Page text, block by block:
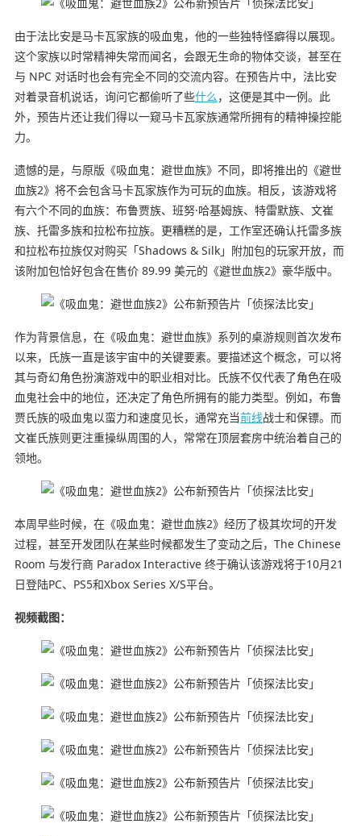
由于法比安是马卡瓦家族的吸血鬼，他的一些独特怪癖得以展现。
这个家族以时常精神失常而闻名，会跟无生命的物体交谈，甚至在
与 NPC 对话时也会有完全不同的交流内容。在预告片中，法比安
对着录音机说话，询问它都偷听了些什么，这便是其中一例。此
外，预告片还让我们得以一窥马卡瓦家族通常所拥有的精神操控能
力。
遗憾的是，与原版《吸血鬼：避世血族》不同，即将推出的《避世
血族2》将不会包含马卡瓦家族作为可玩的血族。相反，该游戏将
有六个不同的血族：布鲁贾族、班努·哈基姆族、特雷默族、文崔
族、托雷多族和拉松布拉族。更糟糕的是，工作室还确认托雷多族
和拉松布拉族仅对购买「Shadows & Silk」附加包的玩家开放，而
该附加包恰好包含在售价 89.99 美元的《避世血族2》豪华版中。
作为背景信息，在《吸血鬼：避世血族》系列的桌游规则首次发布
以来，氏族一直是该宇宙中的关键要素。要描述这个概念，可以将
其与奇幻角色扮演游戏中的职业相对比。氏族不仅代表了角色在吸
血鬼社会中的地位，还决定了角色所拥有的能力类型。例如，布鲁
贾氏族的吸血鬼以蛮力和速度见长，通常充当前线战士和保镖。而
文崔氏族则更注重操纵周围的人，常常在顶层套房中统治着自己的
领地。
本周早些时候，在《吸血鬼：避世血族2》经历了极其坎坷的开发
过程，甚至开发团队在某些时候都发生了变动之后，The Chinese
Room 与发行商 Paradox Interactive 终于确认该游戏将于10月21
日登陆PC、PS5和Xbox Series X/S平台。
视频截图：